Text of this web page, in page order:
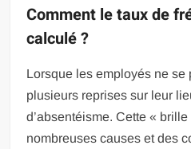
Comment le taux de
calculé ?
Lorsque les employés ne se
plusieurs reprises sur leur
d’absentéisme. Cette «
nombreuses causes et des